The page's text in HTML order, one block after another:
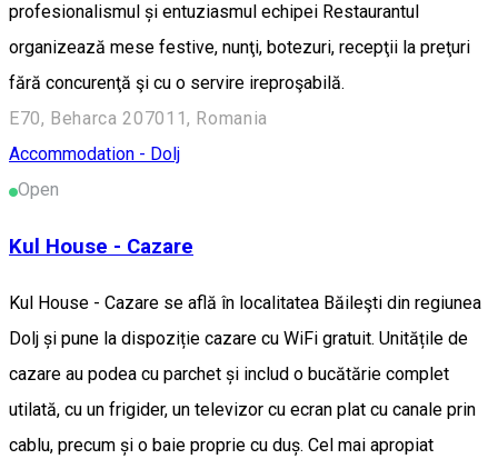
profesionalismul și entuziasmul echipei Restaurantul
organizează mese festive, nunţi, botezuri, recepţii la preţuri
fără concurenţă şi cu o servire ireproşabilă.
E70, Beharca 207011, Romania
Accommodation - Dolj
Open
Kul House - Cazare
Kul House - Cazare se află în localitatea Băileşti din regiunea
Dolj și pune la dispoziție cazare cu WiFi gratuit. Unitățile de
cazare au podea cu parchet și includ o bucătărie complet
utilată, cu un frigider, un televizor cu ecran plat cu canale prin
cablu, precum și o baie proprie cu duș. Cel mai apropiat